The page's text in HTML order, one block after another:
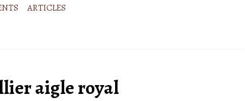
ARTICLES
aigle royal